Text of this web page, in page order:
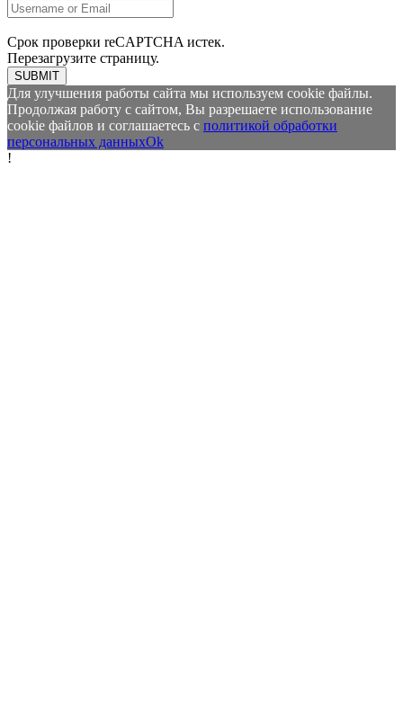
Срок проверки reCAPTCHA истек.
Перезагрузите страницу.
SUBMIT
Для улучшения работы сайта мы используем cookie файлы.
Продолжая работу с сайтом, Вы разрешаете использование
cookie файлов и соглашаетесь с политикой обработки
персональных данныхOk
!